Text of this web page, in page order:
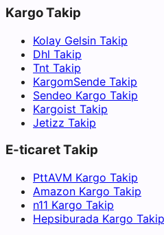
Kargo Takip
Kolay Gelsin Takip
Dhl Takip
Tnt Takip
KargomSende Takip
Sendeo Kargo Takip
Kargoist Takip
Jetizz Takip
E-ticaret Takip
PttAVM Kargo Takip
Amazon Kargo Takip
n11 Kargo Takip
Hepsiburada Kargo Takip